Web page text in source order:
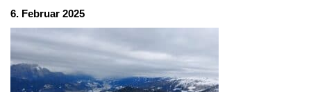
6. Februar 2025